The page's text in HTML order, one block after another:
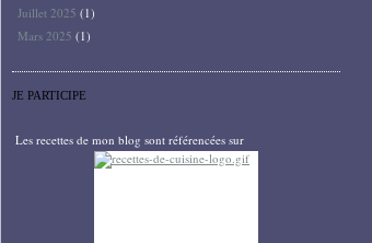
Juillet 2025 (1)
Mars 2025 (1)
JE PARTICIPE
Les recettes de mon blog sont référencées sur